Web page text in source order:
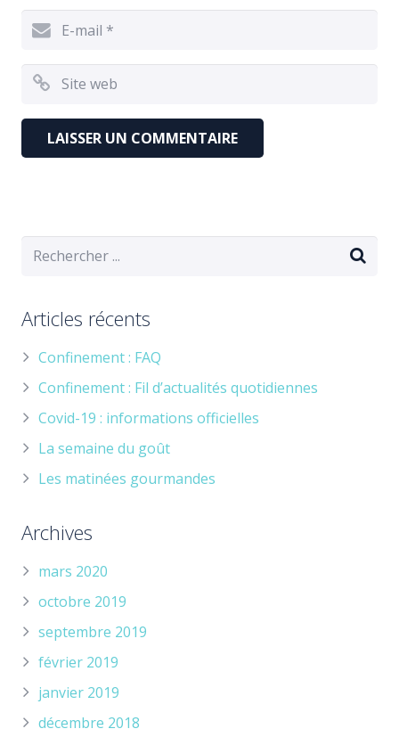
Articles récents
Confinement : FAQ
Confinement : Fil d’actualités quotidiennes
Covid-19 : informations officielles
La semaine du goût
Les matinées gourmandes
Archives
mars 2020
octobre 2019
septembre 2019
février 2019
janvier 2019
décembre 2018